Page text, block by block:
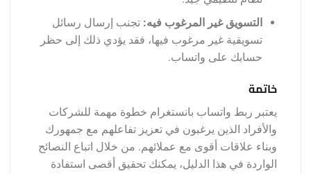
التسويق غير المرغوب فيه: تجنب إرسال رسائل
تسويقية غير مرغوب فيها، فقد يؤدي ذلك إلى حظر
حسابك على واتساب.
خاتمة
يعتبر ربط واتساب بانستغرام خطوة مهمة للشركات
والأفراد الذين يرغبون في تعزيز تفاعلهم مع جمهورك
وبناء علاقات أقوى مع عملائهم. من خلال اتباع النصائح
الواردة في هذا الدليل، يمكنك تحقيق أقصى استفادة